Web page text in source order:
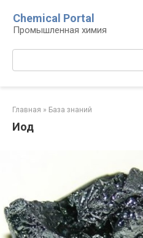
контенту
Chemical Portal
Промышленная химия
Главная » База знаний
Иод